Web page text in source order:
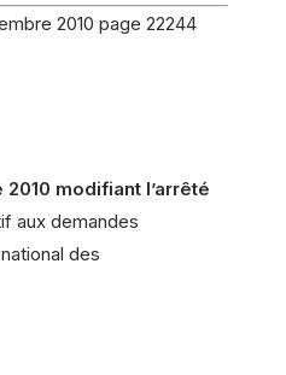
2010 page 22244
modifiant l’arrêté
aux demandes
des